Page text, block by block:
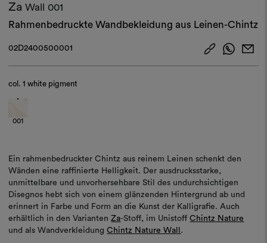
ZaWall
001
Rahmenbedruckte Wandbekleidung aus Leinen-Chintz
02D2400500001
col.1 white pigment
001
Ein rahmenbedruckter Chintz aus reinem Leinen schenkt den
Wänden eine raffinierte Helligkeit. Der ausdrucksstarke,
unmittelbare und unvorhersehbare Stil des undurchsichtigen
Disegnos hebt sich von einem glänzenden Hintergrund ab und
erinnert in Farbe und Form an die Kunst der Kalligrafie. Auch
erhältlich in den VariantenZa-Stoff, im UnistoffChintz Nature
und als WandverkleidungChintz Nature Wall .